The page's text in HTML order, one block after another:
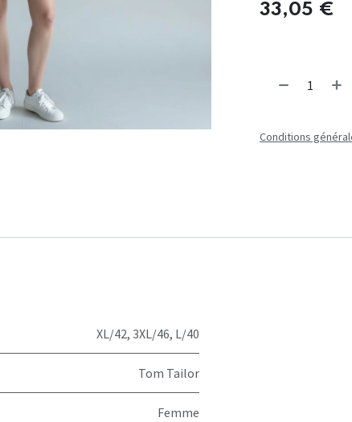
33,05 €
Conditions
XL/42, 3XL/46, L/40
Tom Tailor
Femme